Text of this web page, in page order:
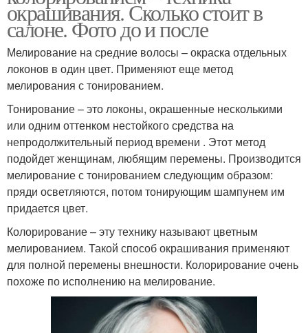
окрашивания. Сколько стоит в
салоне. Фото до и после
Мелирование на средние волосы – окраска отдельных
локонов в один цвет. Применяют еще метод
мелирования с тонированием.
Тонирование – это локоны, окрашенные несколькими
или одним оттенком нестойкого средства на
непродолжительный период времени . Этот метод
подойдет женщинам, любящим перемены. Производится
мелирование с тонированием следующим образом:
пряди осветляются, потом тонирующим шампунем им
придается цвет.
Колорирование – эту технику называют цветным
мелированием. Такой способ окрашивания применяют
для полной перемены внешности. Колорирование очень
похоже по исполнению на мелирование.